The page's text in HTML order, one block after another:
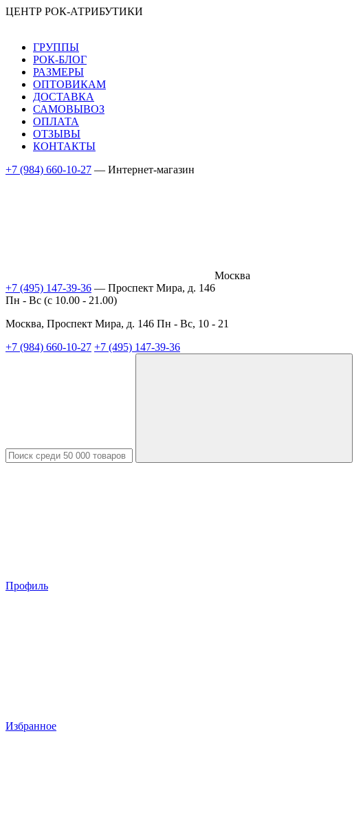
ЦЕНТР РОК-АТРИБУТИКИ
ГРУППЫ
РОК-БЛОГ
РАЗМЕРЫ
ОПТОВИКАМ
ДОСТАВКА
САМОВЫВОЗ
ОПЛАТА
ОТЗЫВЫ
КОНТАКТЫ
+7 (984) 660-10-27 — Интернет-магазин
Москва
+7 (495) 147-39-36 — Проспект Мира, д. 146
Пн - Вс (c 10.00 - 21.00)
Москва, Проспект Мира, д. 146 Пн - Вс, 10 - 21
+7 (984) 660-10-27 +7 (495) 147-39-36
Профиль
Избранное